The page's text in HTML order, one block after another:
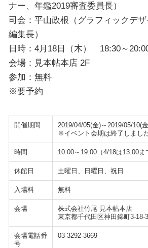
ナー、年鑑2019審査委員長）
司会：平山政根（グラフィックデ
編集長）
日時：4月18日（木） 18:30～
会場：見本帖本店 2F
参加：無料
※要予約
開催期間
2019/04/05(金)～2019/05/10(
※イベント会期は終了しまし
時間 10:00～19:00（4/18は13:00ま
休館日 土曜日、日曜日、祝日
入場料 無料
会場
株式会社竹尾 見本帖本店
東京都千代田区神田錦町3-18-3
会場電話番
号
03-3292-3669